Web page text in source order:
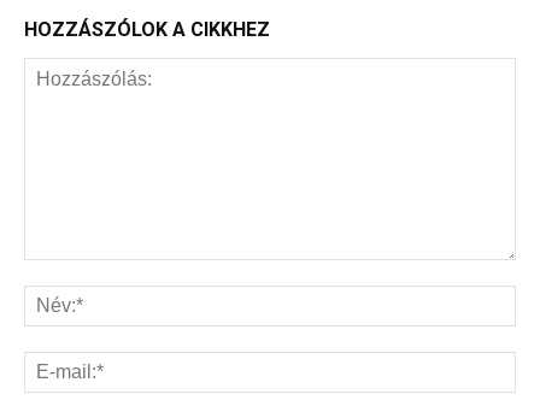
HOZZÁSZÓLOK A CIKKHEZ